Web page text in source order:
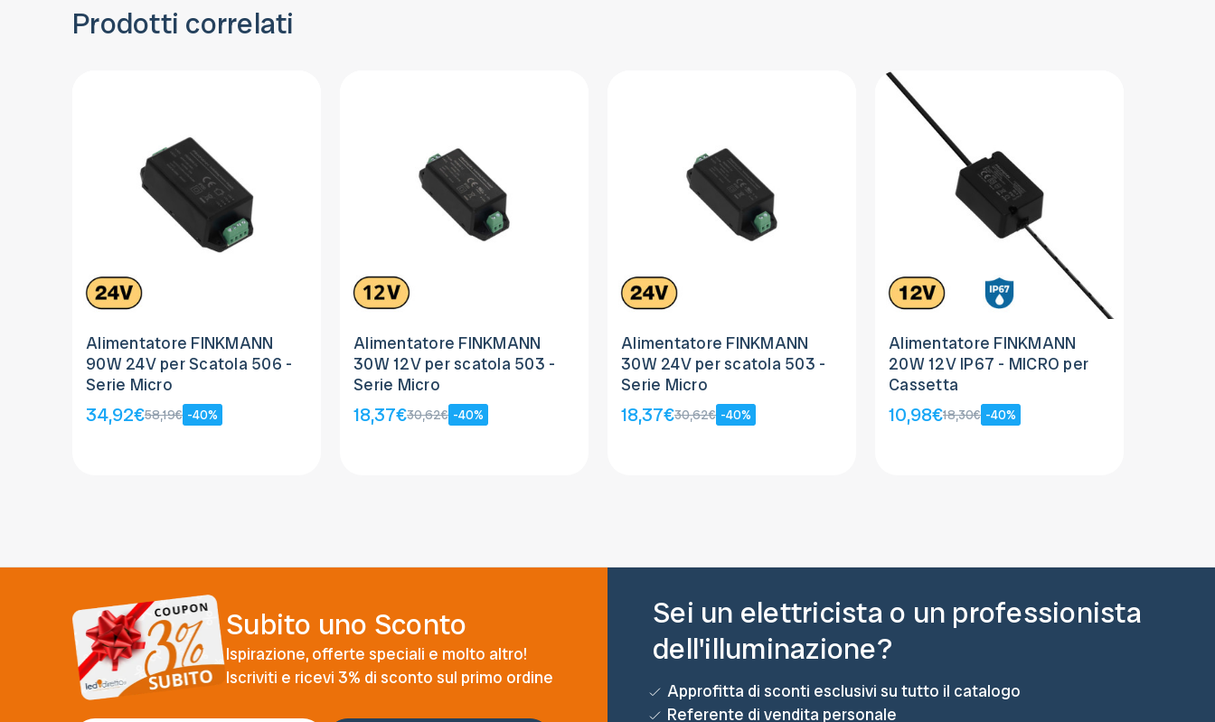
Prodotti correlati
Alimentatore FINKMANN
90W 24V per Scatola 506 -
Serie Micro
34,92€58,19€ -40%
Alimentatore FINKMANN
30W 12V per scatola 503 -
Serie Micro
18,37€30,62€ -40%
Alimentatore FINKMANN
30W 24V per scatola 503 -
Serie Micro
18,37€30,62€ -40%
Alimentatore FINKMANN
20W 12V IP67 - MICRO per
Cassetta
10,98€18,30€ -40%
Subito uno Sconto
Ispirazione, offerte speciali e molto altro!
Iscriviti e ricevi 3% di sconto sul primo ordine
Sei un elettricista o un professionista
dell'illuminazione?
Approfitta di sconti esclusivi su tutto il catalogo
Referente di vendita personale